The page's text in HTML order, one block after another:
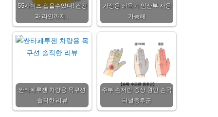
55사이즈 입을수있다! 건강
과 라인까지…
가정용 좌욕기 임산부 사용
가능해
싼타페루젠 차량용 목쿠션
솔직한 리뷰
주부 손저림 증상 원인 손목
터널증후군